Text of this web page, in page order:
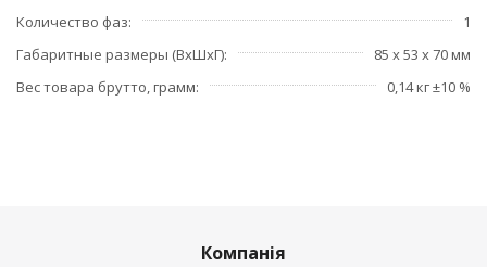
Количество фаз
1
Габаритные размеры (ВхШхГ)
85 х 53 х 70 мм
Вес товара брутто, грамм
0,14 кг ±10 %
Компанія